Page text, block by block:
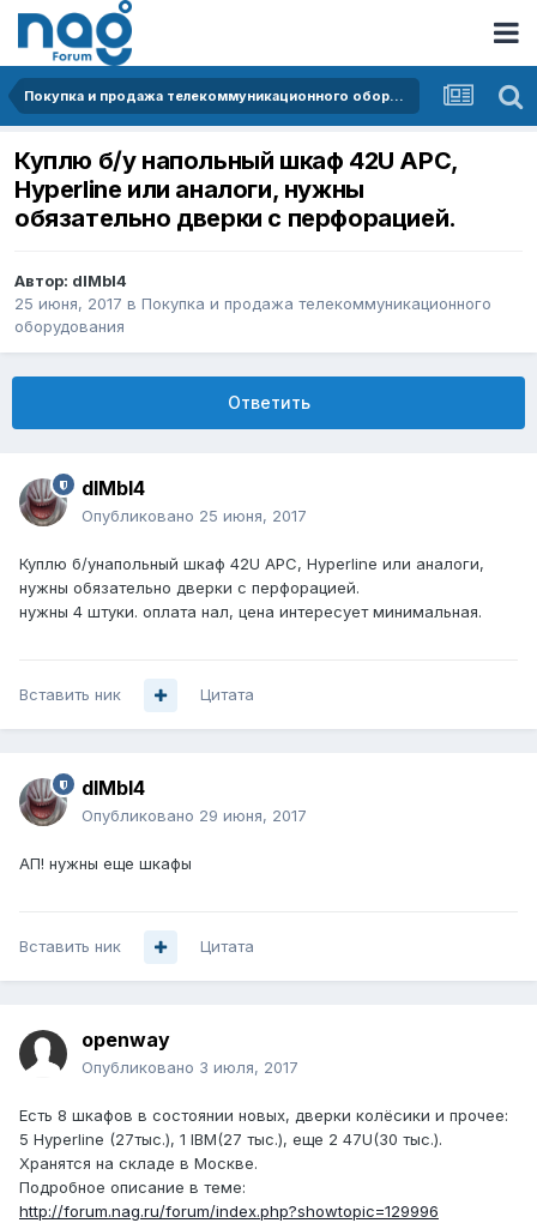
Покупка и продажа телекоммуникационного оборудования
Куплю б/у напольный шкаф 42U APC,
Hyperline или аналоги, нужны
обязательно дверки с перфорацией.
Автор: dIMbI4
25 июня, 2017 в Покупка и продажа телекоммуникационного
оборудования
Ответить
dIMbI4
Опубликовано 25 июня, 2017
Куплю б/унапольный шкаф 42U APC, Hyperline или аналоги,
нужны обязательно дверки с перфорацией.
нужны 4 штуки. оплата нал, цена интересует минимальная.
Вставить ник Цитата
dIMbI4
Опубликовано 29 июня, 2017
АП! нужны еще шкафы
Вставить ник Цитата
openway
Опубликовано 3 июля, 2017
Есть 8 шкафов в состоянии новых, дверки колёсики и прочее:
5 Hyperline (27тыс.), 1 IBM(27 тыс.), еще 2 47U(30 тыс.).
Хранятся на складе в Москве.
Подробное описание в теме:
http://forum.nag.ru/forum/index.php?showtopic=129996